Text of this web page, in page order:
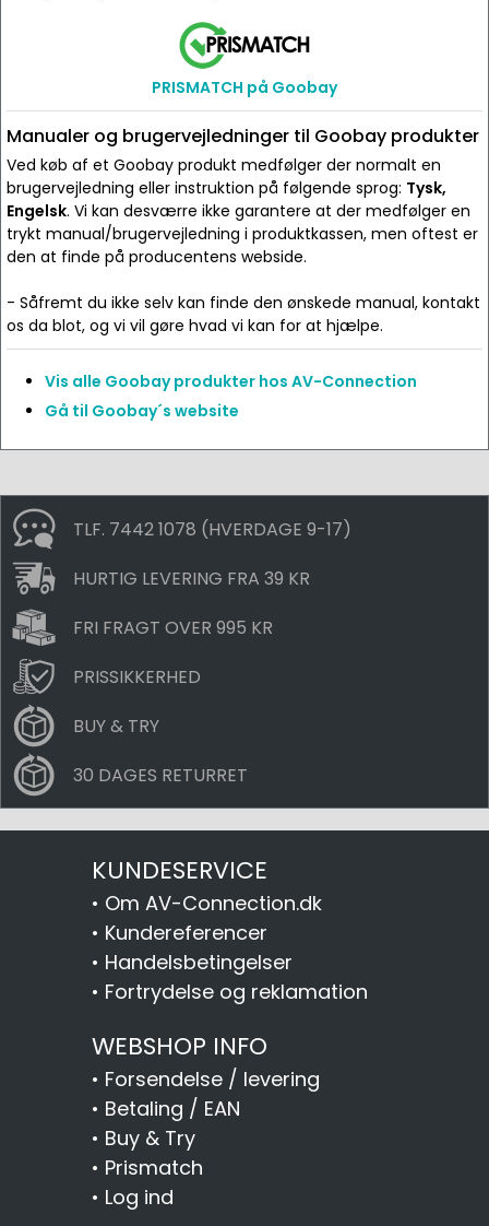
PRISMATCH på Goobay
Manualer og brugervejledninger til Goobay produkter
Ved køb af et Goobay produkt medfølger der normalt en
brugervejledning eller instruktion på følgende sprog: Tysk,
Engelsk. Vi kan desværre ikke garantere at der medfølger en
trykt manual/brugervejledning i produktkassen, men oftest er
den at finde på producentens webside.
- Såfremt du ikke selv kan finde den ønskede manual, kontakt
os da blot, og vi vil gøre hvad vi kan for at hjælpe.
Vis alle Goobay produkter hos AV-Connection
Gå til Goobay´s website
TLF. 7442 1078 (HVERDAGE 9-17)
HURTIG LEVERING FRA 39 KR
FRI FRAGT OVER 995 KR
PRISSIKKERHED
BUY & TRY
30 DAGES RETURRET
KUNDESERVICE
• Om AV-Connection.dk
• Kundereferencer
• Handelsbetingelser
• Fortrydelse og reklamation
WEBSHOP INFO
• Forsendelse / levering
• Betaling / EAN
• Buy & Try
• Prismatch
• Log ind